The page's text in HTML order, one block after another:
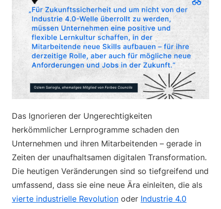
Das Ignorieren der Ungerechtigkeiten
herkömmlicher Lernprogramme schaden den
Unternehmen und ihren Mitarbeitenden – gerade in
Zeiten der unaufhaltsamen digitalen Transformation.
Die heutigen Veränderungen sind so tiefgreifend und
umfassend, dass sie eine neue Ära einleiten, die als
vierte industrielle Revolution oder Industrie 4.0